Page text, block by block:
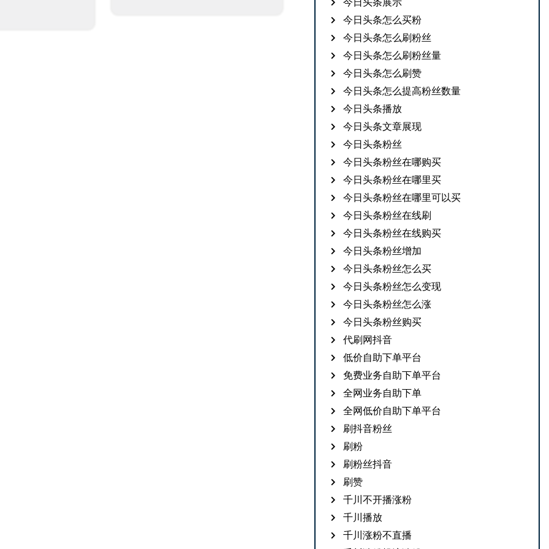
今日头条展示
今日头条怎么买粉
今日头条怎么刷粉丝
今日头条怎么刷粉丝量
今日头条怎么刷赞
今日头条怎么提高粉丝数量
今日头条播放
今日头条文章展现
今日头条粉丝
今日头条粉丝在哪购买
今日头条粉丝在哪里买
今日头条粉丝在哪里可以买
今日头条粉丝在线刷
今日头条粉丝在线购买
今日头条粉丝增加
今日头条粉丝怎么买
今日头条粉丝怎么变现
今日头条粉丝怎么涨
今日头条粉丝购买
代刷网抖音
低价自助下单平台
免费业务自助下单平台
全网业务自助下单
全网低价自助下单平台
刷抖音粉丝
刷粉
刷粉丝抖音
刷赞
千川不开播涨粉
千川播放
千川涨粉不直播